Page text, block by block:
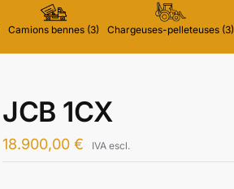
Camions bennes (3) Chargeuses-pelleteuses (3)
JCB 1CX
18.900,00€ IVA escl.